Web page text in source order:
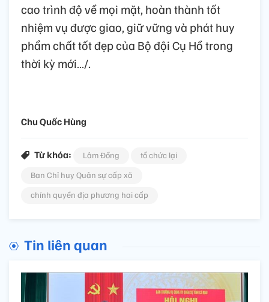
cao trình độ về mọi mặt, hoàn thành tốt
nhiệm vụ được giao, giữ vững và phát huy
phẩm chất tốt đẹp của Bộ đội Cụ Hồ trong
thời kỳ mới…/.
Chu Quốc Hùng
Từ khóa: Lâm Đồng
tổ chức lại
Ban Chỉ huy Quân sự cấp xã
chính quyền địa phương hai cấp
Tin liên quan